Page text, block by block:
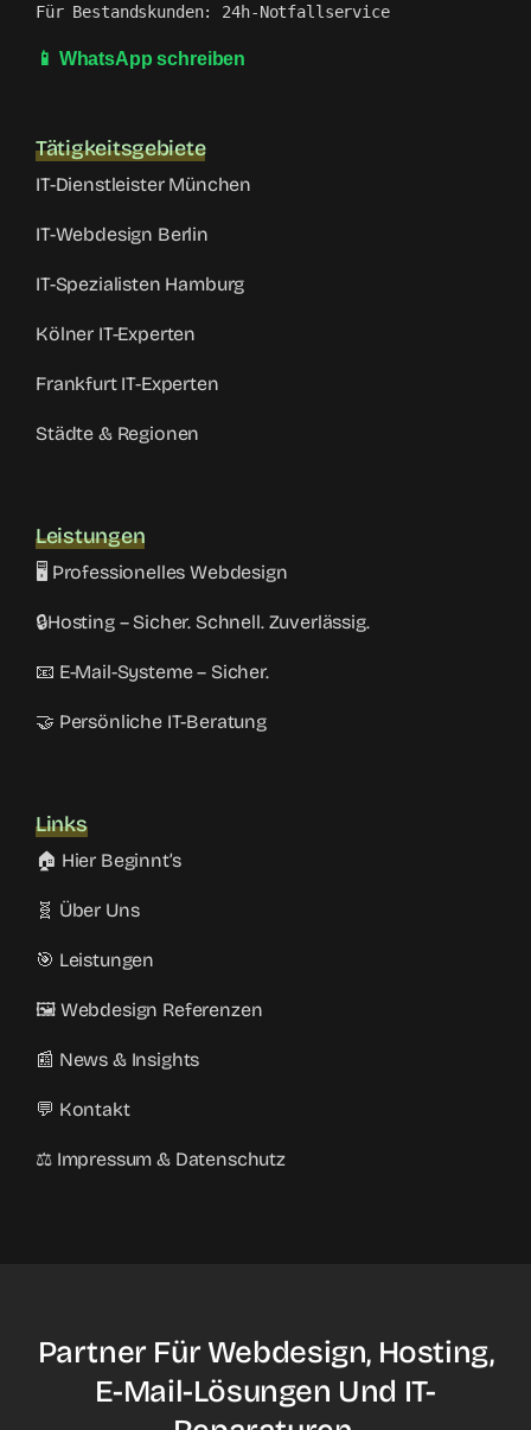
Für Bestandskunden: 24h-Notfallservice
📱 WhatsApp schreiben
Tätigkeitsgebiete
IT-Dienstleister München
IT-Webdesign Berlin
IT-Spezialisten Hamburg
Kölner IT-Experten
Frankfurt IT-Experten
Städte & Regionen
Leistungen
🖥️ Professionelles Webdesign
🔒Hosting – Sicher. Schnell. Zuverlässig.
📧 E-Mail-Systeme – Sicher.
🤝 Persönliche IT-Beratung
Links
🏠 Hier Beginnt’s
🧬 Über Uns
🎯 Leistungen
🖼️ Webdesign Referenzen
📰 News & Insights
💬 Kontakt
⚖️ Impressum & Datenschutz
Partner Für Webdesign, Hosting,
E-Mail-Lösungen Und IT-